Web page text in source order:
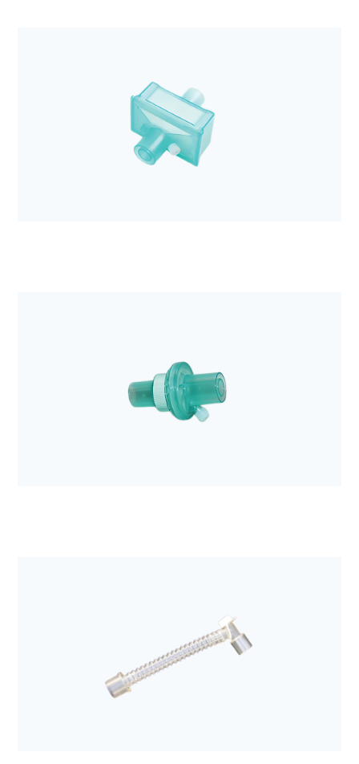
Anestezjologia i aparatura medyczna
Obwód oddechowy DAR dla dorosłych, 60/180cm
rozciągliwy z workiem 2L
Anestezjologia i aparatura medyczna
Filtr mechaniczny z wymiennikiem ciepła i wilgoci
Anestezjologia i aparatura medyczna
Filtr elektrostatyczny z wymiennikiem ciepła i
wilgoci Hygroboy